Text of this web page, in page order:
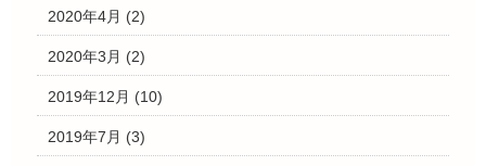
2020年4月 (2)
2020年3月 (2)
2019年12月 (10)
2019年7月 (3)